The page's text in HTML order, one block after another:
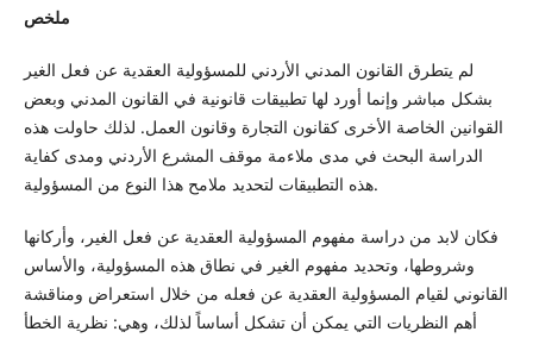
ملخص
لم يتطرق القانون المدني الأردني للمسؤولية العقدية عن فعل الغير
بشكل مباشر وإنما أورد لها تطبيقات قانونية في القانون المدني وبعض
القوانين الخاصة الأخرى كقانون التجارة وقانون العمل. لذلك حاولت هذه
الدراسة البحث في مدى ملاءمة موقف المشرع الأردني ومدى كفاية
هذه التطبيقات لتحديد ملامح هذا النوع من المسؤولية.
فكان لابد من دراسة مفهوم المسؤولية العقدية عن فعل الغير، وأركانها
وشروطها، وتحديد مفهوم الغير في نطاق هذه المسؤولية، والأساس
القانوني لقيام المسؤولية العقدية عن فعله من خلال استعراض ومناقشة
أهم النظريات التي يمكن أن تشكل أساساً لذلك، وهي: نظرية الخطأ